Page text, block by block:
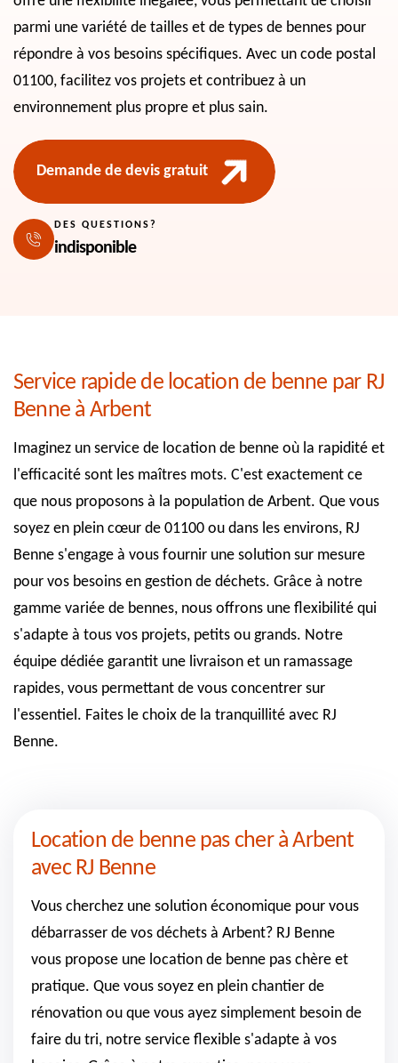
parmi une variété de tailles et de types de bennes pour
répondre à vos besoins spécifiques. Avec un code postal
01100, facilitez vos projets et contribuez à un
environnement plus propre et plus sain.
Demande de devis gratuit
DES QUESTIONS?
indisponible
Service rapide de location de benne par RJ
Benne à Arbent
Imaginez un service de location de benne où la rapidité et
l'efficacité sont les maîtres mots. C'est exactement ce
que nous proposons à la population de Arbent. Que vous
soyez en plein cœur de 01100 ou dans les environs, RJ
Benne s'engage à vous fournir une solution sur mesure
pour vos besoins en gestion de déchets. Grâce à notre
gamme variée de bennes, nous offrons une flexibilité qui
s'adapte à tous vos projets, petits ou grands. Notre
équipe dédiée garantit une livraison et un ramassage
rapides, vous permettant de vous concentrer sur
l'essentiel. Faites le choix de la tranquillité avec RJ
Benne.
Location de benne pas cher à Arbent
avec RJ Benne
Vous cherchez une solution économique pour vous
débarrasser de vos déchets à Arbent? RJ Benne
vous propose une location de benne pas chère et
pratique. Que vous soyez en plein chantier de
rénovation ou que vous ayez simplement besoin de
faire du tri, notre service flexible s'adapte à vos